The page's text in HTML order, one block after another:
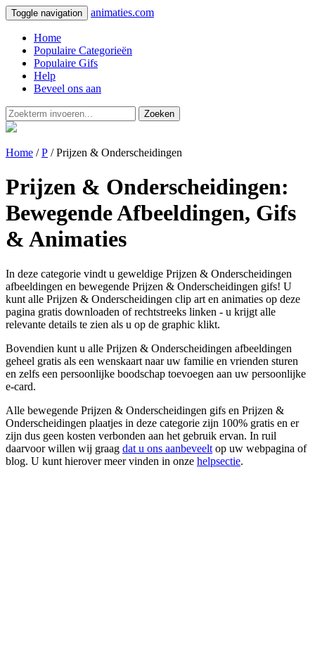
Toggle navigation animaties.com
Home
Populaire Categorieën
Populaire Gifs
Help
Beveel ons aan
Zoeken
Home /P / Prijzen & Onderscheidingen
Prijzen & Onderscheidingen:
Bewegende Afbeeldingen, Gifs
& Animaties
In deze categorie vindt u geweldige Prijzen & Onderscheidingen
afbeeldingen en bewegende Prijzen & Onderscheidingen gifs! U
kunt alle Prijzen & Onderscheidingen clip art en animaties op deze
pagina gratis downloaden of rechtstreeks linken - u krijgt alle
relevante details te zien als u op de graphic klikt.
Bovendien kunt u alle Prijzen & Onderscheidingen afbeeldingen
geheel gratis als een wenskaart naar uw familie en vrienden sturen
en zelfs een persoonlijke boodschap toevoegen aan uw persoonlijke
e-card.
Alle bewegende Prijzen & Onderscheidingen gifs en Prijzen &
Onderscheidingen plaatjes in deze categorie zijn 100% gratis en er
zijn dus geen kosten verbonden aan het gebruik ervan. In ruil
daarvoor willen wij graag dat u ons aanbeveelt op uw webpagina of
blog. U kunt hierover meer vinden in onze helpsectie.